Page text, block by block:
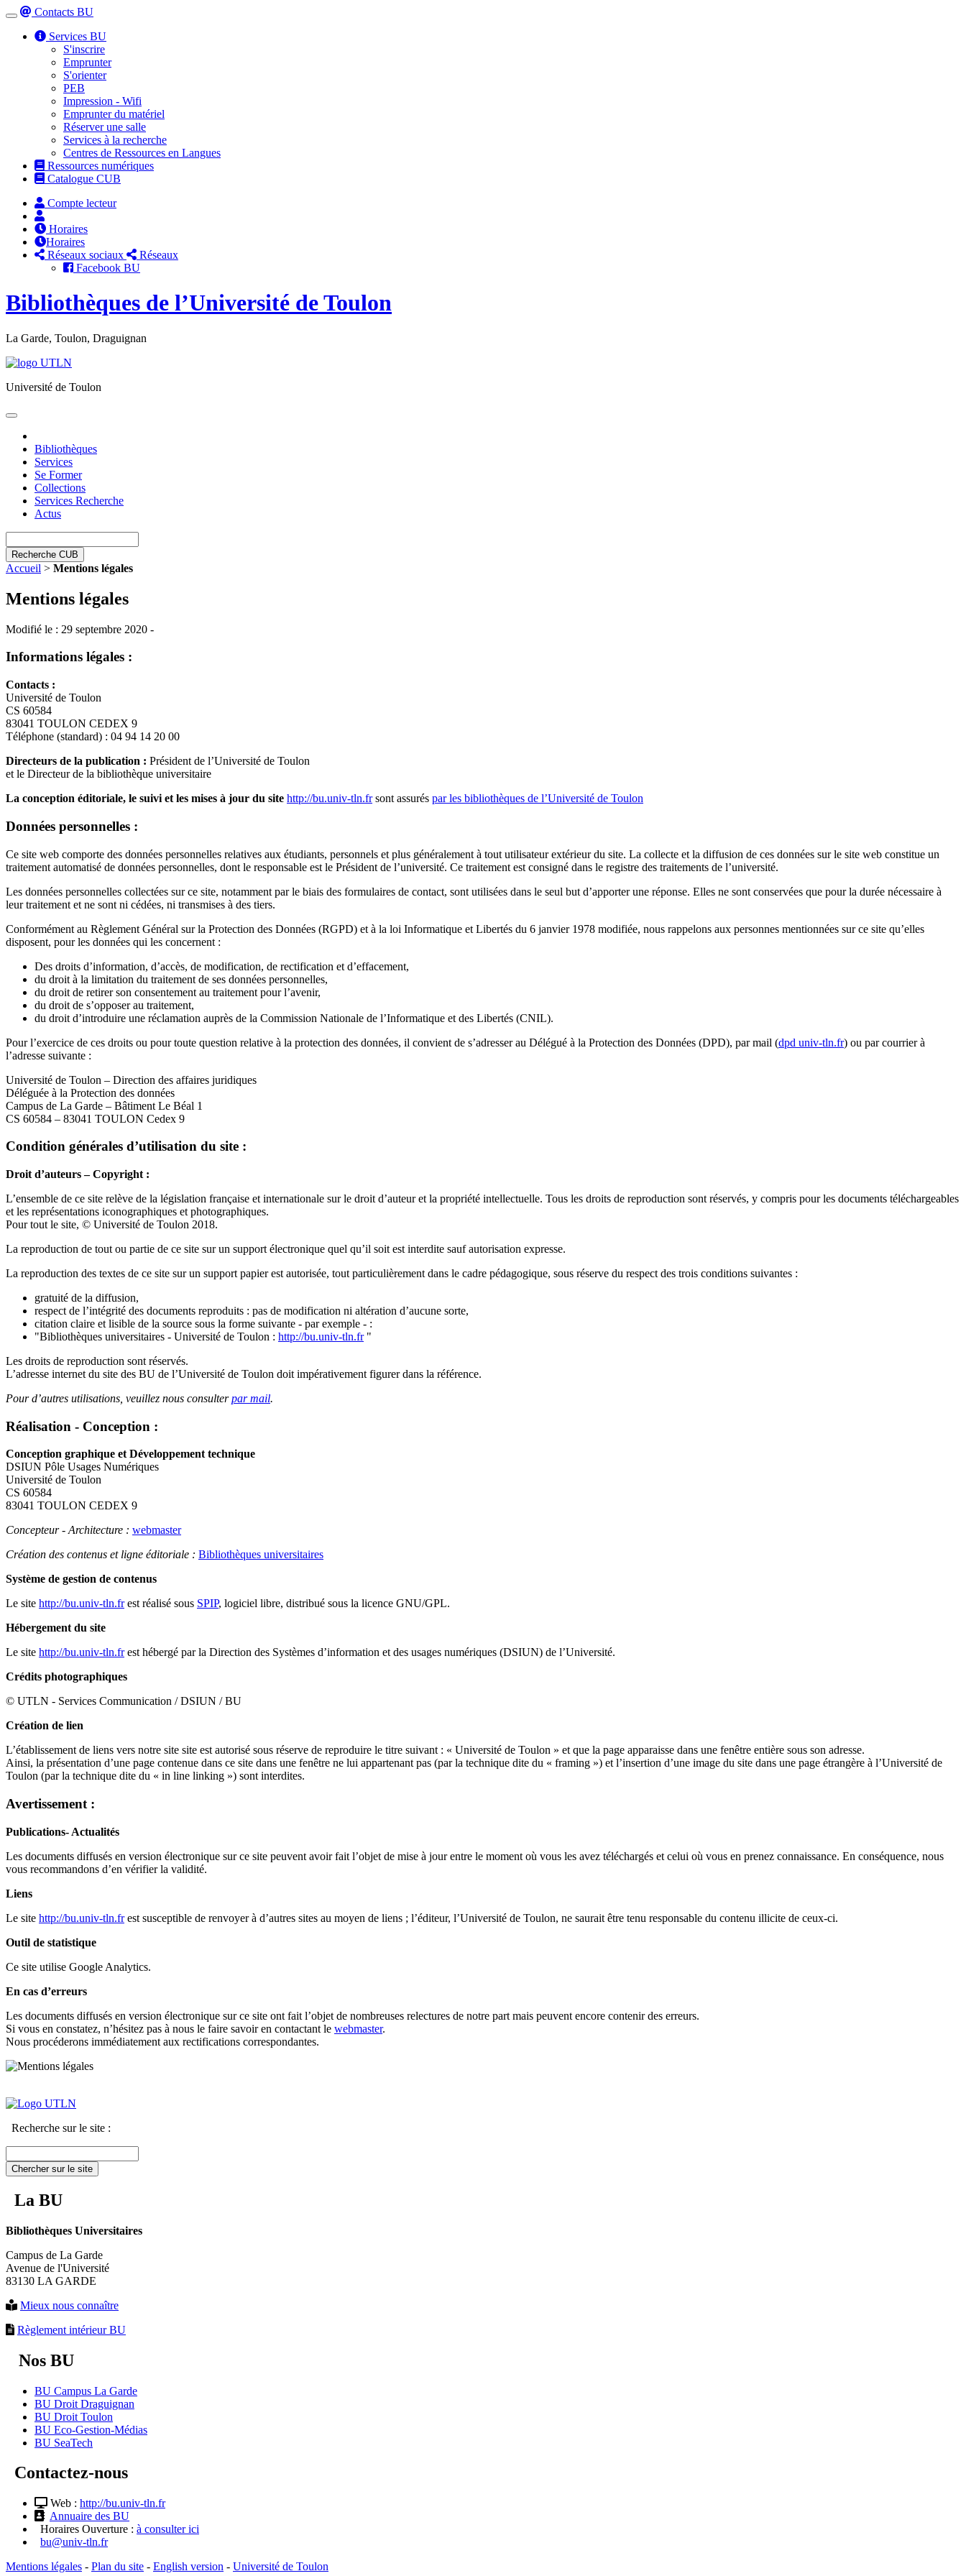
Toggle
navigation
Contacts BU
Services BU
S'inscrire
Emprunter
S'orienter
PEB
Impression - Wifi
Emprunter du matériel
Réserver une salle
Services à la recherche
Centres de Ressources en Langues
Ressources numériques
Catalogue CUB
Compte lecteur
Horaires
Horaires
Réseaux sociaux
Réseaux
Facebook BU
Bibliothèques de l’Université de Toulon
La Garde, Toulon, Draguignan
Université de Toulon
Toggle
Bibliothèques
Services
Se Former
Collections
Services Recherche
Actus
Recherche CUB
Accueil > Mentions légales
Mentions légales
Modifié le : 29 septembre 2020 -
Informations légales :
Contacts :
Université de Toulon
CS 60584
83041 TOULON CEDEX 9
Téléphone (standard) : 04 94 14 20 00
Directeurs de la publication : Président de l’Université de Toulon
et le Directeur de la bibliothèque universitaire
La conception éditoriale, le suivi et les mises à jour du site http://bu.univ-tln.frsont assurés par les bibliothèques de l’Université de Toulon
Données personnelles :
Ce site web comporte des données personnelles relatives aux étudiants, personnels et plus généralement à tout utilisateur extérieur du site. La collecte et la diffusion de ces données sur le site web constitue un
traitement automatisé de données personnelles, dont le responsable est le Président de l’université. Ce traitement est consigné dans le registre des traitements de l’université.
Les données personnelles collectées sur ce site, notamment par le biais des formulaires de contact, sont utilisées dans le seul but d’apporter une réponse. Elles ne sont conservées que pour la durée nécessaire à
leur traitement et ne sont ni cédées, ni transmises à des tiers.
Conformément au Règlement Général sur la Protection des Données (RGPD) et à la loi Informatique et Libertés du 6 janvier 1978 modifiée, nous rappelons aux personnes mentionnées sur ce site qu’elles
disposent, pour les données qui les concernent :
Des droits d’information, d’accès, de modification, de rectification et d’effacement,
du droit à la limitation du traitement de ses données personnelles,
du droit de retirer son consentement au traitement pour l’avenir,
du droit de s’opposer au traitement,
du droit d’introduire une réclamation auprès de la Commission Nationale de l’Informatique et des Libertés (CNIL).
Pour l’exercice de ces droits ou pour toute question relative à la protection des données, il convient de s’adresser au Délégué à la Protection des Données (DPD), par mail (dpd univ-tln.fr) ou par courrier à
l’adresse suivante :
Université de Toulon – Direction des affaires juridiques
Déléguée à la Protection des données
Campus de La Garde – Bâtiment Le Béal 1
CS 60584 – 83041 TOULON Cedex 9
Condition générales d’utilisation du site :
Droit d’auteurs – Copyright :
L’ensemble de ce site relève de la législation française et internationale sur le droit d’auteur et la propriété intellectuelle. Tous les droits de reproduction sont réservés, y compris pour les documents téléchargeables
et les représentations iconographiques et photographiques.
Pour tout le site, © Université de Toulon 2018.
La reproduction de tout ou partie de ce site sur un support électronique quel qu’il soit est interdite sauf autorisation expresse.
La reproduction des textes de ce site sur un support papier est autorisée, tout particulièrement dans le cadre pédagogique, sous réserve du respect des trois conditions suivantes :
gratuité de la diffusion,
respect de l’intégrité des documents reproduits : pas de modification ni altération d’aucune sorte,
citation claire et lisible de la source sous la forme suivante - par exemple - :
"Bibliothèques universitaires - Université de Toulon : http://bu.univ-tln.fr"
Les droits de reproduction sont réservés.
L’adresse internet du site des BU de l’Université de Toulon doit impérativement figurer dans la référence.
Pour d’autres utilisations, veuillez nous consulterpar mail.
Réalisation - Conception :
Conception graphique et Développement technique
DSIUN Pôle Usages Numériques
Université de Toulon
CS 60584
83041 TOULON CEDEX 9
Concepteur - Architecture : webmaster
Création des contenus et ligne éditoriale : Bibliothèques universitaires
Système de gestion de contenus
Le site http://bu.univ-tln.frest réalisé sous SPIP, logiciel libre, distribué sous la licence GNU/GPL.
Hébergement du site
Le site http://bu.univ-tln.frest hébergé par la Direction des Systèmes d’information et des usages numériques (DSIUN) de l’Université.
Crédits photographiques
© UTLN - Services Communication / DSIUN / BU
Création de lien
L’établissement de liens vers notre site site est autorisé sous réserve de reproduire le titre suivant : « Université de Toulon » et que la page apparaisse dans une fenêtre entière sous son adresse.
Ainsi, la présentation d’une page contenue dans ce site dans une fenêtre ne lui appartenant pas (par la technique dite du « framing ») et l’insertion d’une image du site dans une page étrangère à l’Université de
Toulon (par la technique dite du « in line linking ») sont interdites.
Avertissement :
Publications- Actualités
Les documents diffusés en version électronique sur ce site peuvent avoir fait l’objet de mise à jour entre le moment où vous les avez téléchargés et celui où vous en prenez connaissance. En conséquence, nous
vous recommandons d’en vérifier la validité.
Liens
Le site http://bu.univ-tln.frest susceptible de renvoyer à d’autres sites au moyen de liens ; l’éditeur, l’Université de Toulon, ne saurait être tenu responsable du contenu illicite de ceux-ci.
Outil de statistique
Ce site utilise Google Analytics.
En cas d’erreurs
Les documents diffusés en version électronique sur ce site ont fait l’objet de nombreuses relectures de notre part mais peuvent encore contenir des erreurs.
Si vous en constatez, n’hésitez pas à nous le faire savoir en contactant le webmaster.
Nous procéderons immédiatement aux rectifications correspondantes.
Recherche sur le site :
Chercher sur le site
La BU
Bibliothèques Universitaires
Campus de La Garde
Avenue de l'Université
83130 LA GARDE
Mieux nous connaître
Règlement intérieur BU
Nos BU
BU Campus La Garde
BU Droit Draguignan
BU Droit Toulon
BU Eco-Gestion-Médias
BU SeaTech
Contactez-nous
Web : http://bu.univ-tln.fr
Annuaire des BU
Horaires Ouverture : à consulter ici
bu@univ-tln.fr
Mentions légales - Plan du site - English version - Université de Toulon